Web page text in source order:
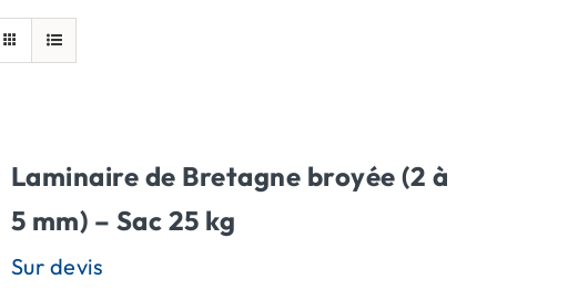
Laminaire de Bretagne broyée (2 à
5 mm) – Sac 25 kg